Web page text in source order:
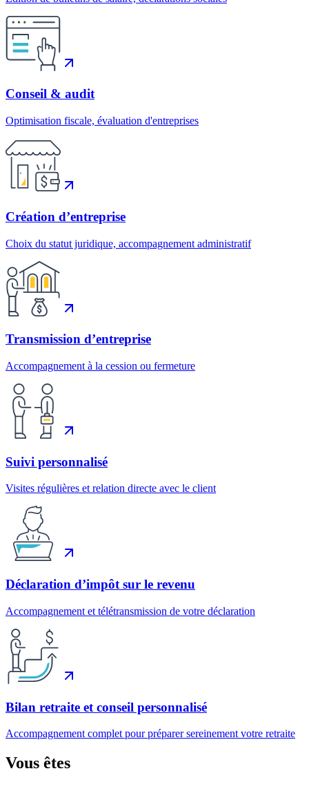
Conseil & audit
Optimisation fiscale, évaluation d'entreprises
Création d’entreprise
Choix du statut juridique, accompagnement administratif
Transmission d’entreprise
Accompagnement à la cession ou fermeture
Suivi personnalisé
Visites régulières et relation directe avec le client
Déclaration d’impôt sur le revenu
Accompagnement et télétransmission de votre déclaration
Bilan retraite et conseil personnalisé
Accompagnement complet pour préparer sereinement votre retraite
Vous êtes